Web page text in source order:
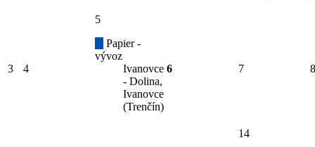
3 4
5
Papier -
vývoz
Ivanovce
- Dolina,
Ivanovce
(Trenčín)
6 7 8
14